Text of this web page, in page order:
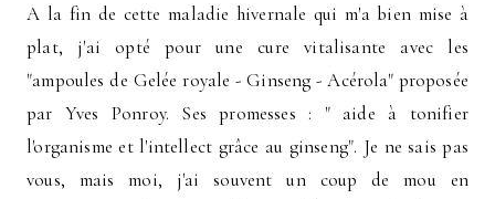
A la fin de cette maladie hivernale qui m'a bien mise à
plat, j'ai opté pour une cure vitalisante avec les
"ampoules de Gelée royale - Ginseng - Acérola" proposée
par Yves Ponroy. Ses promesses : " aide à tonifier
l'organisme et l'intellect grâce au ginseng". Je ne sais pas
vous, mais moi, j'ai souvent un coup de mou en